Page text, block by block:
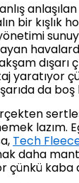
bir kışlık
dışarı
yaratıyor
da boş
lazım.
Tech
daha
çünkü kaba